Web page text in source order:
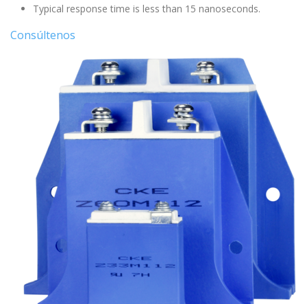
Typical response time is less than 15 nanoseconds.
Consúltenos